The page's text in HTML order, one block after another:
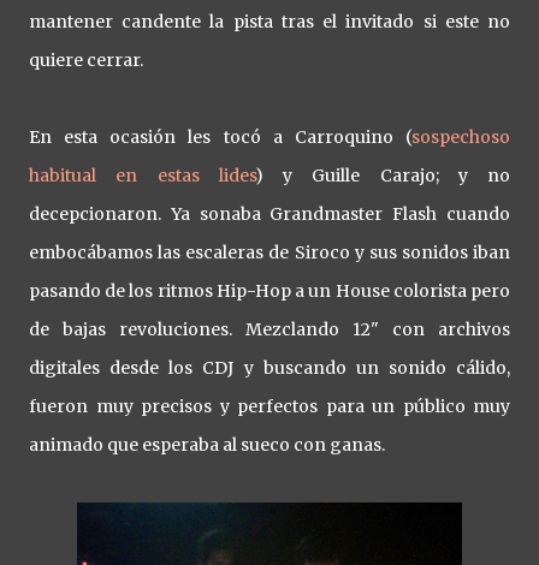
mantener candente la pista tras el invitado si este no
quiere cerrar.
En esta ocasión les tocó a Carroquino (sospechoso
habitual en estas lides) y Guille Carajo; y no
decepcionaron. Ya sonaba Grandmaster Flash cuando
embocábamos las escaleras de Siroco y sus sonidos iban
pasando de los ritmos Hip-Hop a un House colorista pero
de bajas revoluciones. Mezclando 12" con archivos
digitales desde los CDJ y buscando un sonido cálido,
fueron muy precisos y perfectos para un público muy
animado que esperaba al sueco con ganas.